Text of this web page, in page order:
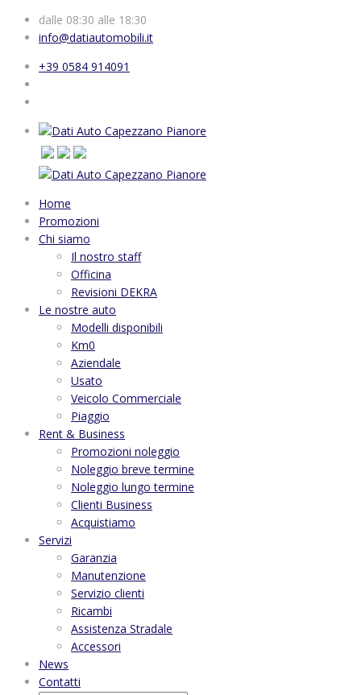
dalle 08:30 alle 18:30
info@datiautomobili.it
+39 0584 914091
Home
Promozioni
Chi siamo
Il nostro staff
Officina
Revisioni DEKRA
Le nostre auto
Modelli disponibili
Km0
Aziendale
Usato
Veicolo Commerciale
Piaggio
Rent & Business
Promozioni noleggio
Noleggio breve termine
Noleggio lungo termine
Clienti Business
Acquistiamo
Servizi
Garanzia
Manutenzione
Servizio clienti
Ricambi
Assistenza Stradale
Accessori
News
Contatti